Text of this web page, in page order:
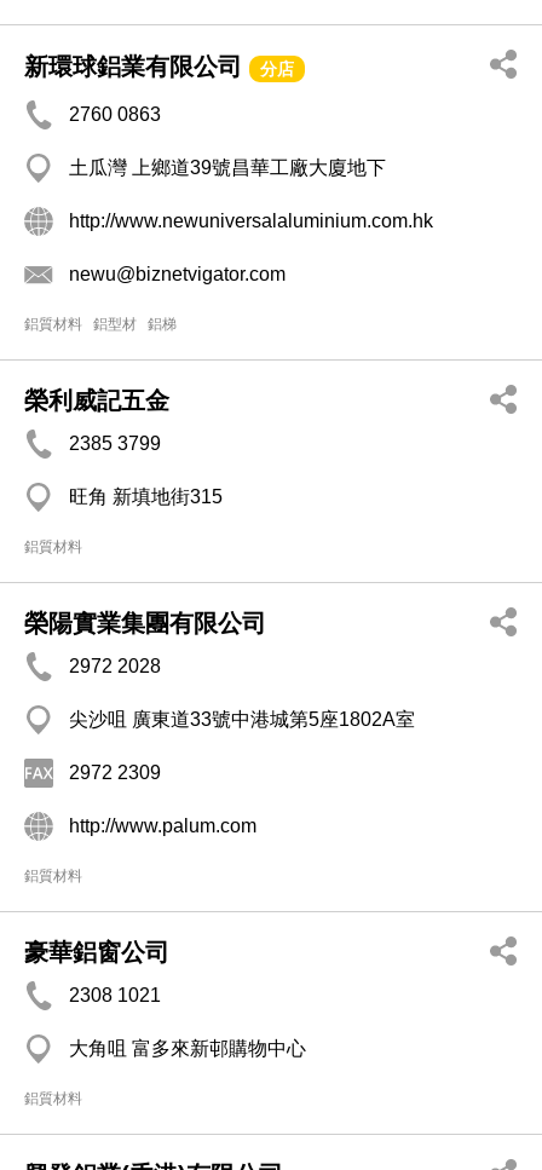
新環球鋁業有限公司 分店
2760 0863
土瓜灣 上鄉道39號昌華工廠大廈地下
http://www.newuniversalaluminium.com.hk
newu@biznetvigator.com
鋁質材料 鋁型材 鋁梯
榮利威記五金
2385 3799
旺角 新填地街315
鋁質材料
榮陽實業集團有限公司
2972 2028
尖沙咀 廣東道33號中港城第5座1802A室
2972 2309
http://www.palum.com
鋁質材料
豪華鋁窗公司
2308 1021
大角咀 富多來新邨購物中心
鋁質材料